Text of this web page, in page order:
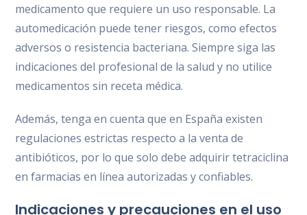
medicamento que requiere un uso responsable. La
automedicación puede tener riesgos, como efectos
adversos o resistencia bacteriana. Siempre siga las
indicaciones del profesional de la salud y no utilice
medicamentos sin receta médica.
Además, tenga en cuenta que en España existen
regulaciones estrictas respecto a la venta de
antibióticos, por lo que solo debe adquirir tetraciclina
en farmacias en línea autorizadas y confiables.
Indicaciones y precauciones en el uso